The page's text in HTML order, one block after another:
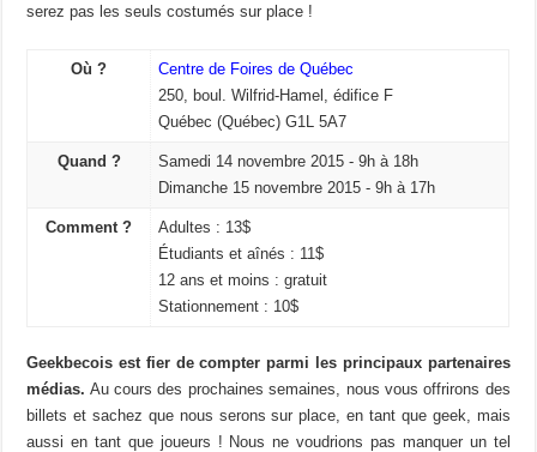
serez pas les seuls costumés sur place !
Où ?
Centre de Foires de Québec
250, boul. Wilfrid-Hamel, édifice F
Québec (Québec) G1L 5A7
Quand ?
Samedi 14 novembre 2015 - 9h à 18h
Dimanche 15 novembre 2015 - 9h à 17h
Comment ?
Adultes : 13$
Étudiants et aînés : 11$
12 ans et moins : gratuit
Stationnement : 10$
Geekbecois est fier de compter parmi les principaux partenaires
médias. Au cours des prochaines semaines, nous vous offrirons des
billets et sachez que nous serons sur place, en tant que geek, mais
aussi en tant que joueurs ! Nous ne voudrions pas manquer un tel